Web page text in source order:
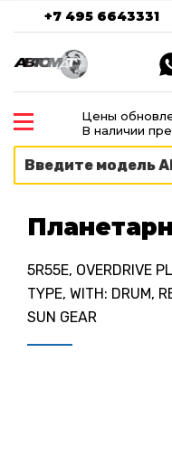
+7 495 6643331
Цены
В наличии
5R55E, OVERDRIVE
TYPE, WITH: DRUM,
SUN GEAR